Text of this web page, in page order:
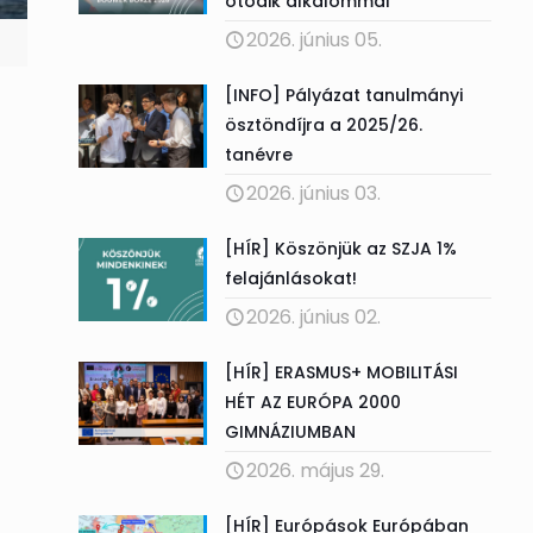
2026. június 05.
[INFO] Pályázat tanulmányi
ösztöndíjra a 2025/26.
tanévre
2026. június 03.
[HÍR] Köszönjük az SZJA 1%
felajánlásokat!
2026. június 02.
[HÍR] ERASMUS+ MOBILITÁSI
HÉT AZ EURÓPA 2000
GIMNÁZIUMBAN
2026. május 29.
[HÍR] Európások Európában